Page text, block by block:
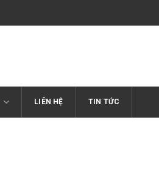
LIÊN HỆ TIN TỨC